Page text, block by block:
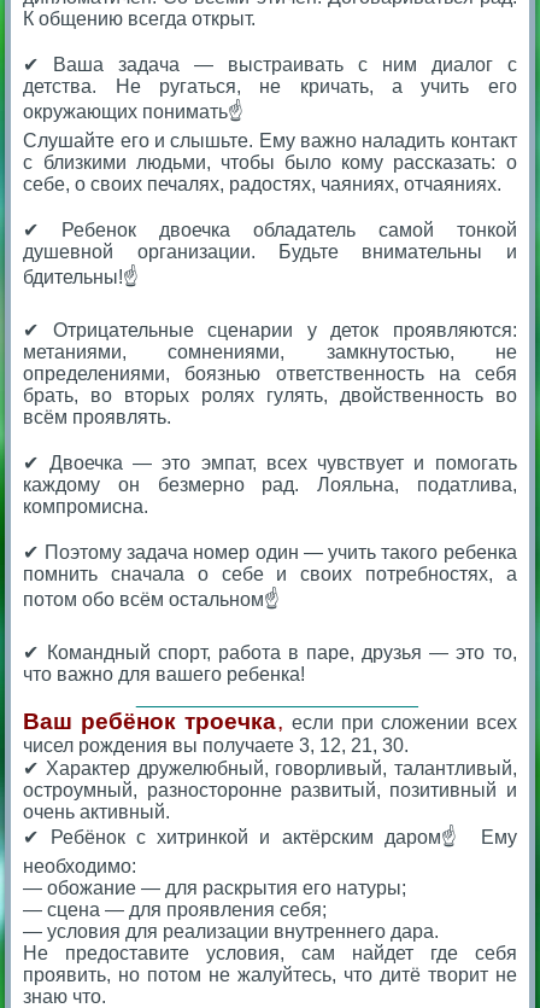
К общению всегда открыт.
✔ Ваша задача — выстраивать с ним диалог с
детства. Не ругаться, не кричать, а учить его
окружающих понимать☝️
Слушайте его и слышьте. Ему важно наладить контакт
с близкими людьми, чтобы было кому рассказать: о
себе, о своих печалях, радостях, чаяниях, отчаяниях.
✔ Ребенок двоечка обладатель самой тонкой
душевной организации. Будьте внимательны и
бдительны!☝️
✔ Отрицательные сценарии у деток проявляются:
метаниями, сомнениями, замкнутостью, не
определениями, боязнью ответственность на себя
брать, во вторых ролях гулять, двойственность во
всём проявлять.
✔ Двоечка — это эмпат, всех чувствует и помогать
каждому он безмерно рад. Лояльна, податлива,
компромисна.
✔ Поэтому задача номер один — учить такого ребенка
помнить сначала о себе и своих потребностях, а
потом обо всём остальном☝️
✔ Командный спорт, работа в паре, друзья — это то,
что важно для вашего ребенка!
Ваш ребёнок троечка, если при сложении всех
чисел рождения вы получаете 3, 12, 21, 30.
✔ Характер дружелюбный, говорливый, талантливый,
остроумный, разносторонне развитый, позитивный и
очень активный.
✔ Ребёнок с хитринкой и актёрским даром☝️ Ему
необходимо:
— обожание — для раскрытия его натуры;
— сцена — для проявления себя;
— условия для реализации внутреннего дара.
Не предоставите условия, сам найдет где себя
проявить, но потом не жалуйтесь, что дитё творит не
знаю что.